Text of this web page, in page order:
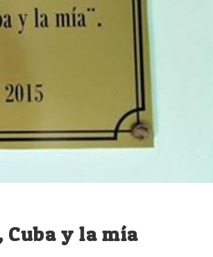
Cuba y la mía